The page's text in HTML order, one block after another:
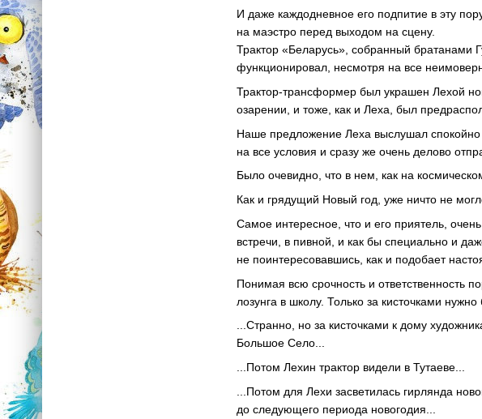
И даже каждодневное его подпитие в эту
на маэстро перед выходом на сцену.
Трактор «Беларусь», собранный братанами
функционировал, несмотря на все
Трактор-трансформер был украшен Лехой
озарении, и тоже, как и Леха, был
Наше предложение Леха выслушал спокойно
на все условия и сразу же очень делово
Было очевидно, что в нем, как на
Как и грядущий Новый год, уже ничто не
Самое интересное, что и его приятель,
встречи, в пивной, и как бы специально и
не поинтересовавшись, как и подобает
Понимая всю срочность и ответственность
лозунга в школу. Только за кисточками
...Странно, но за кисточками к дому
Большое Село...
...Потом Лехин трактор видели в Тутаеве...
...Потом для Лехи засветилась гирлянда
до следующего периода новогодия...